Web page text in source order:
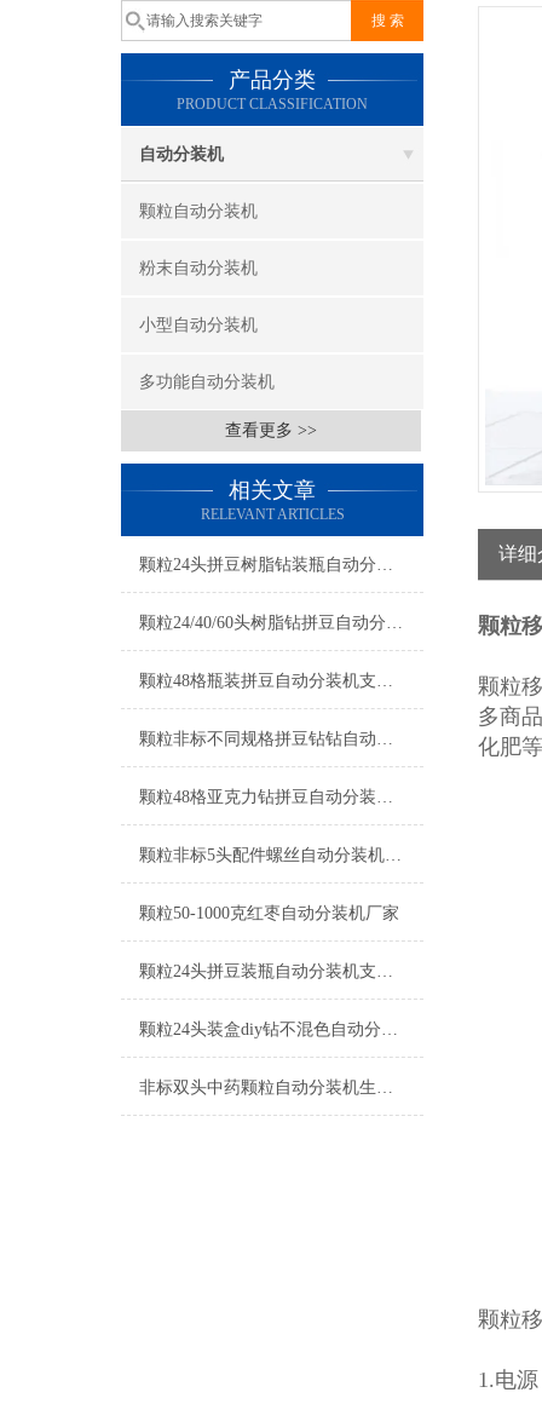
产品分类
PRODUCT CLASSIFICATION
自动分装机
颗粒自动分装机
粉末自动分装机
小型自动分装机
多功能自动分装机
查看更多 >>
相关文章
RELEVANT ARTICLES
颗粒24头拼豆树脂钻装瓶自动分装机厂家
颗粒24/40/60头树脂钻拼豆自动分装机厂家
颗粒48格瓶装拼豆自动分装机支持定制
颗粒非标不同规格拼豆钻钻自动分装机厂家
颗粒48格亚克力钻拼豆自动分装机厂家
颗粒非标5头配件螺丝自动分装机厂家
颗粒50-1000克红枣自动分装机厂家
颗粒24头拼豆装瓶自动分装机支持定制
颗粒24头装盒diy钻不混色自动分装机工厂生产
非标双头中药颗粒自动分装机生产厂家
详细
颗粒
颗粒
多商
化肥
颗粒
1.电